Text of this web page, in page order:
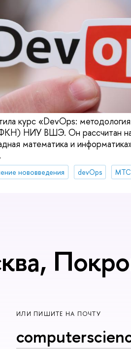
курс «DevOps: методология
НИУ ВШЭ. Он рассчитан на
математика и
нововведения devOps МТС
ИЛИ ПИШИТЕ НА ПОЧТУ